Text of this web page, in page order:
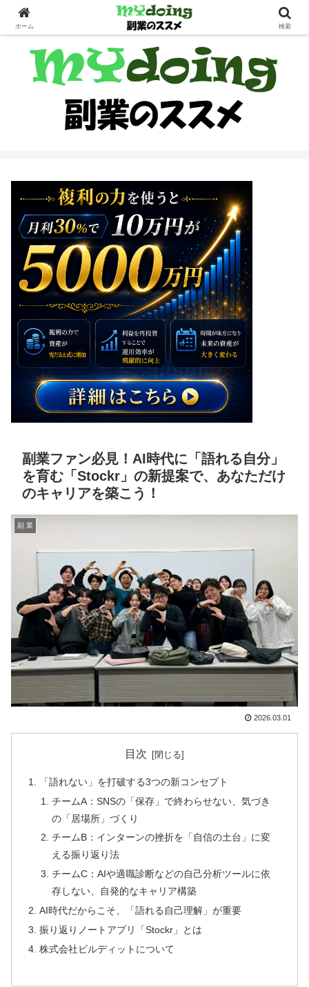
副業界隈
副業ファン必見！AI時代に「語れる自分」
を育む「Stockr」の新提案で、あなただけ
のキャリアを築こう！
副 業
2026.03.01
目次
「語れない」を打破する3つの新コンセプト
チームA：SNSの「保存」で終わらせない、気づき
の「居場所」づくり
チームB：インターンの挫折を「自信の土台」に変
える振り返り法
チームC：AIや適職診断などの自己分析ツールに依
存しない、自発的なキャリア構築
AI時代だからこそ、「語れる自己理解」が重要
振り返りノートアプリ「Stockr」とは
株式会社ビルディットについて
ホーム 検索